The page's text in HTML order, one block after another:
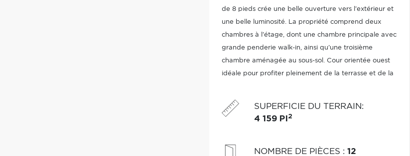
de 8 pieds crée une belle ouverture vers l'extérieur et
une belle luminosité. La propriété comprend deux
chambres à l'étage, dont une chambre principale avec
grande penderie walk-in, ainsi qu'une troisième
chambre aménagée au sous-sol. Cour orientée ouest
idéale pour profiter pleinement de la terrasse et de la
SUPERFICIE DU TERRAIN:
4 159 PI 2
NOMBRE DE PIÈCES : 12